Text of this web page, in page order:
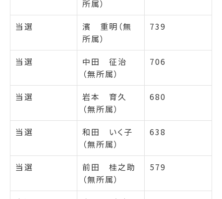
所属）
当選
濱 重明（無
所属）
739
当選
中田 征治
（無所属）
706
当選
岩本 育久
（無所属）
680
当選
和田 いく子
（無所属）
638
当選
前田 桂之助
（無所属）
579